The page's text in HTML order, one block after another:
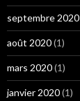
septembre 2020
août 2020(1)
mars 2020(1)
janvier 2020(1)